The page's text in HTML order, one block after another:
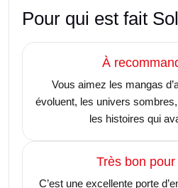
Pour qui est fait
À
Vous aimez les mangas
évoluent, les univers
les histoires qui
Très bon
C’est une excellente porte